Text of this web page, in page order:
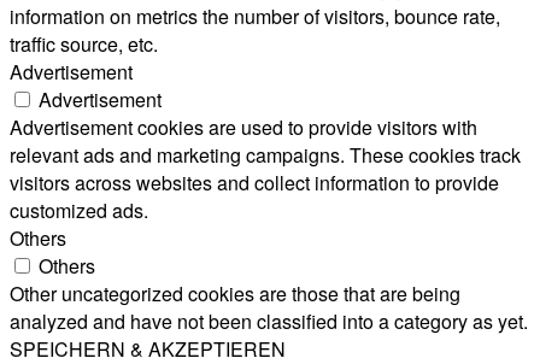
information on metrics the number of visitors, bounce rate,
traffic source, etc.
Advertisement
Advertisement
Advertisement cookies are used to provide visitors with
relevant ads and marketing campaigns. These cookies track
visitors across websites and collect information to provide
customized ads.
Others
Others
Other uncategorized cookies are those that are being
analyzed and have not been classified into a category as yet.
SPEICHERN & AKZEPTIEREN